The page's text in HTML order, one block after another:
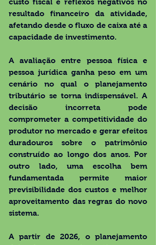
resultado financeiro da atividade,
afetando desde o fluxo de caixa até a
capacidade de investimento.
A avaliação entre pessoa física e
pessoa jurídica ganha peso em um
cenário no qual o planejamento
tributário se torna indispensável. A
decisão incorreta pode
comprometer a competitividade do
produtor no mercado e gerar efeitos
duradouros sobre o patrimônio
construído ao longo dos anos. Por
outro lado, uma escolha bem
fundamentada permite maior
previsibilidade dos custos e melhor
aproveitamento das regras do novo
sistema.
A partir de 2026, o planejamento